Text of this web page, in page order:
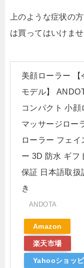
上のような症状の
は買ってはいけませ
美顔ローラー 【
モデル】
コンパクト 小顔
マッサージロー
ローラー フェイ
ー 3D 防水 ギフ
保証 日本語取扱
き
ANDOTA
Amazon
楽天市場
Yahooショッ